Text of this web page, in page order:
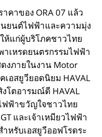
คาของ ORA 07 แล้ว
ยนต์ไฟฟ้าและความมุ่ง
แก่ผู้บริโภคชาวไทย
าเหรดยนตรกรรมไฟฟ้า
งภายในงาน Motor
อสยูวียอดนิยม HAVAL
งโตอารมณ์ดี HAVAL
ไฟฟ้าขวัญใจชาวไทย
และเจ้าเหมียวไฟฟ้า
หรับเอสยูวีออฟโรดระ